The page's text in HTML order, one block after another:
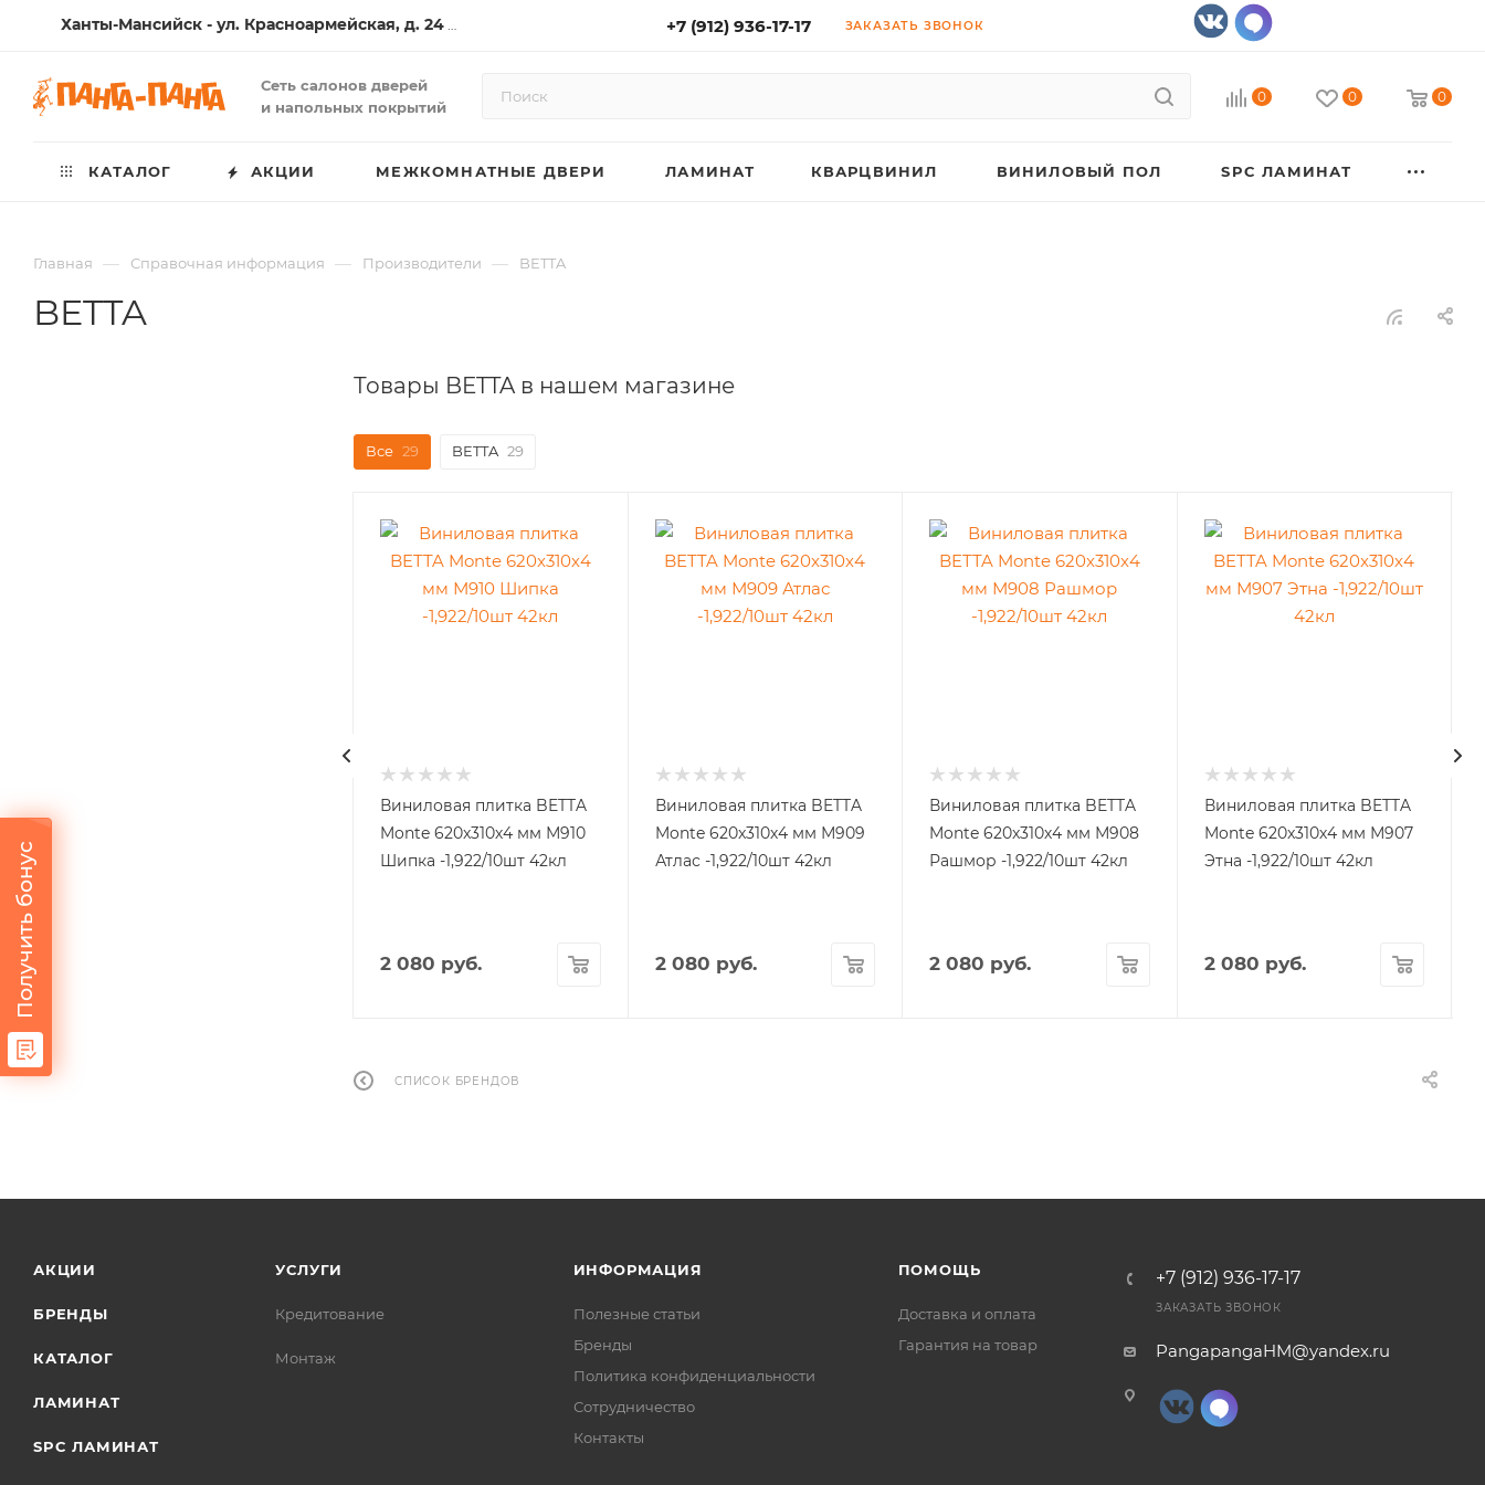
Ханты-Мансийск - ул. Красноармейская, д. 24 +7 (912) 936-17-17 ЗАКАЗАТЬ ЗВОНОК
Сеть салонов дверей
и напольных покрытий
0 0 0
КАТАЛОГ АКЦИИ МЕЖКОМНАТНЫЕ ДВЕРИ ЛАМИНАТ КВАРЦВИНИЛ ВИНИЛОВЫЙ ПОЛ SPC ЛАМИНАТ
Главная — Справочная информация — Производители — BETTA
BETTA
Товары BETTA в нашем магазине
Все 29 BETTA 29
Виниловая плитка BETTA
Monte 620x310х4 мм М910
Шипка -1,922/10шт 42кл
2 080 руб.
Виниловая плитка BETTA
Monte 620x310х4 мм М909
Атлас -1,922/10шт 42кл
2 080 руб.
Виниловая плитка BETTA
Monte 620x310х4 мм М908
Рашмор -1,922/10шт 42кл
2 080 руб.
Виниловая плитка BETTA
Monte 620x310х4 мм М907
Этна -1,922/10шт 42кл
2 080 руб.
СПИСОК БРЕНДОВ
АКЦИИ
БРЕНДЫ
КАТАЛОГ
ЛАМИНАТ
SPC ЛАМИНАТ
УСЛУГИ
Кредитование
Монтаж
ИНФОРМАЦИЯ
Полезные статьи
Бренды
Политика конфиденциальности
Сотрудничество
Контакты
ПОМОЩЬ
Доставка и оплата
Гарантия на товар
+7 (912) 936-17-17
ЗАКАЗАТЬ ЗВОНОК
PangapangaHM@yandex.ru
Получить бонус